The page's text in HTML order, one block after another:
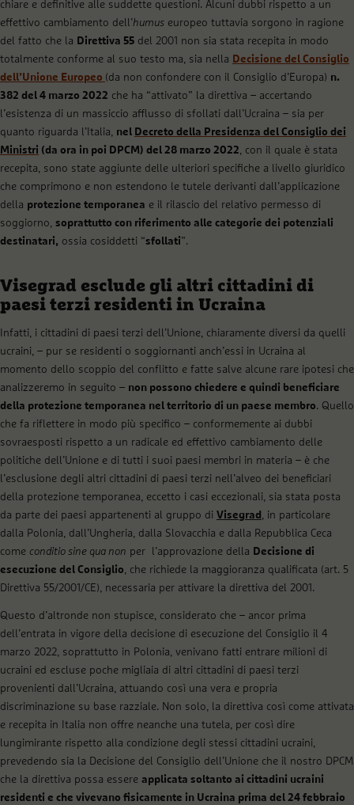
chiare e definitive alle suddette questioni. Alcuni dubbi rispetto a un
effettivo cambiamento dell’humus europeo tuttavia sorgono in ragione
del fatto che la Direttiva 55 del 2001 non sia stata recepita in modo
totalmente conforme al suo testo ma, sia nella Decisione del Consiglio
dell’Unione Europeo (da non confondere con il Consiglio d’Europa) n.
382 del 4 marzo 2022 che ha “attivato” la direttiva – accertando
l’esistenza di un massiccio afflusso di sfollati dall’Ucraina – sia per
quanto riguarda l’Italia, nel Decreto della Presidenza del Consiglio dei
Ministri (da ora in poi DPCM) del 28 marzo 2022, con il quale è stata
recepita, sono state aggiunte delle ulteriori specifiche a livello giuridico
che comprimono e non estendono le tutele derivanti dall’applicazione
della protezione temporanea e il rilascio del relativo permesso di
soggiorno, soprattutto con riferimento alle categorie dei potenziali
destinatari, ossia cosiddetti “sfollati”.
Visegrad esclude gli altri cittadini di
paesi terzi residenti in Ucraina
Infatti, i cittadini di paesi terzi dell’Unione, chiaramente diversi da quelli
ucraini, – pur se residenti o soggiornanti anch’essi in Ucraina al
momento dello scoppio del conflitto e fatte salve alcune rare ipotesi che
analizzeremo in seguito – non possono chiedere e quindi beneficiare
della protezione temporanea nel territorio di un paese membro. Quello
che fa riflettere in modo più specifico – conformemente ai dubbi
sovraesposti rispetto a un radicale ed effettivo cambiamento delle
politiche dell’Unione e di tutti i suoi paesi membri in materia – è che
l’esclusione degli altri cittadini di paesi terzi nell’alveo dei beneficiari
della protezione temporanea, eccetto i casi eccezionali, sia stata posta
da parte dei paesi appartenenti al gruppo di Visegrad , in particolare
dalla Polonia, dall’Ungheria, dalla Slovacchia e dalla Repubblica Ceca
come conditio sine qua non per l’approvazione della Decisione di
esecuzione del Consiglio, che richiede la maggioranza qualificata (art. 5
Direttiva 55/2001/CE), necessaria per attivare la direttiva del 2001.
Questo d’altronde non stupisce, considerato che – ancor prima
dell’entrata in vigore della decisione di esecuzione del Consiglio il 4
marzo 2022, soprattutto in Polonia, venivano fatti entrare milioni di
ucraini ed escluse poche migliaia di altri cittadini di paesi terzi
provenienti dall’Ucraina, attuando così una vera e propria
discriminazione su base razziale. Non solo, la direttiva così come attivata
e recepita in Italia non offre neanche una tutela, per così dire
lungimirante rispetto alla condizione degli stessi cittadini ucraini,
prevedendo sia la Decisione del Consiglio dell’Unione che il nostro DPCM
che la direttiva possa essere applicata soltanto ai cittadini ucraini
residenti e che vivevano fisicamente in Ucraina prima del 24 febbraio